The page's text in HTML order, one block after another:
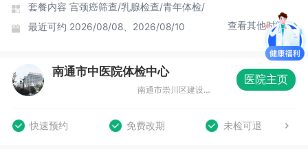
套餐内容 宫颈癌筛查/乳腺检查/青年体检/
最近可约 2026/08/08、2026/08/10 查看其他时间
南通市中医院体检中心
南通市崇川区建设路41号，门诊四楼
医院主页
快速预约 免费改期 未检可退